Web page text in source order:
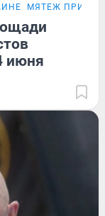
МЯТЕЖ
июня